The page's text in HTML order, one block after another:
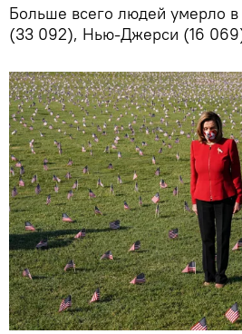
Больше всего людей умерло
(33 092), Нью-Джерси (16 069)